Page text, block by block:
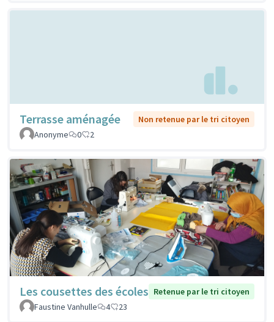
Terrasse aménagée
Non retenue par le tri citoyen
Anonyme
0 2
Les cousettes des écoles Retenue par le tri citoyen
Faustine Vanhulle
4 23